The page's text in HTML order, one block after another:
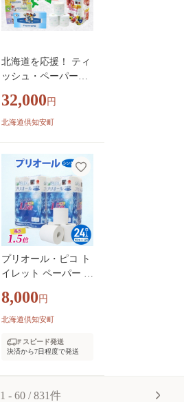
北海道を応援！ ティ
ッシュ・ペーパーセ
スティッシュ トイレ
ットペーパー ダブル
常備品 日用雑貨 消耗
品 生活必需品 大容量
備蓄 リサイクル ティ
ッシュ ペーパー 北海
道 倶知安町
32,000 円
北海道倶知安町
プリオール・ピコ ト
イレット ペーパー 1.
m 計24ロール (12ロ
ール×2パック) 日本
クル 防災 常備品 ト
備蓄 送料無料 北海道
8,000 円
北海道倶知安町
スピード発送
決済から7日程度で発送
1 - 60 / 831件